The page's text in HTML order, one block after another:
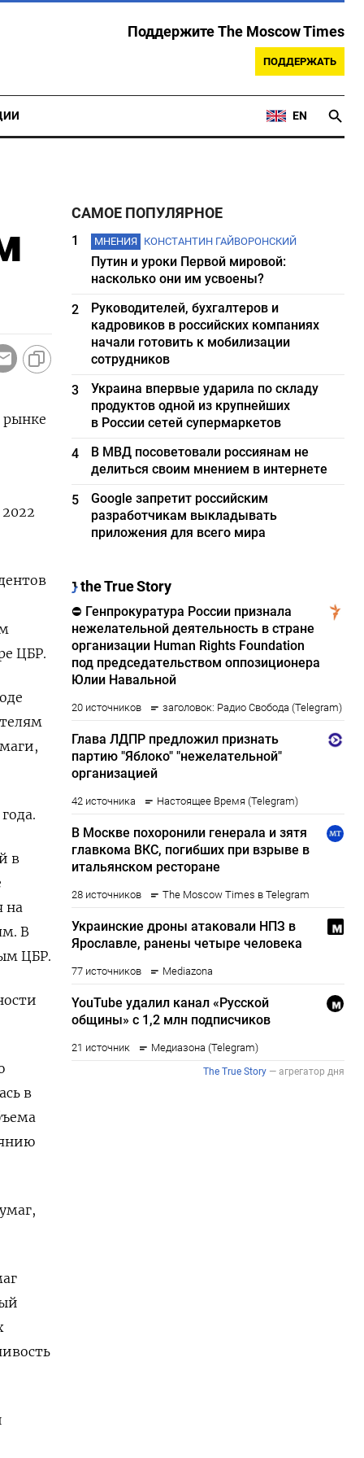
Поддержите The Moscow Times
ПОДДЕРЖАТЬ
EN
рынке
ЦБР.
в
на
В
ЦБР.
в
САМОЕ ПОПУЛЯРНОЕ
1 МНЕНИЯ КОНСТАНТИН ГАЙВОРОНСКИЙ
Путин и уроки Первой мировой:
насколько они им усвоены?
2
Руководителей, бухгалтеров и
кадровиков в российских компаниях
начали готовить к мобилизации
сотрудников
3
Украина впервые ударила по складу
продуктов одной из крупнейших
в России сетей супермаркетов
4
В МВД посоветовали россиянам не
делиться своим мнением в интернете
5
Google запретит российским
разработчикам выкладывать
приложения для всего мира